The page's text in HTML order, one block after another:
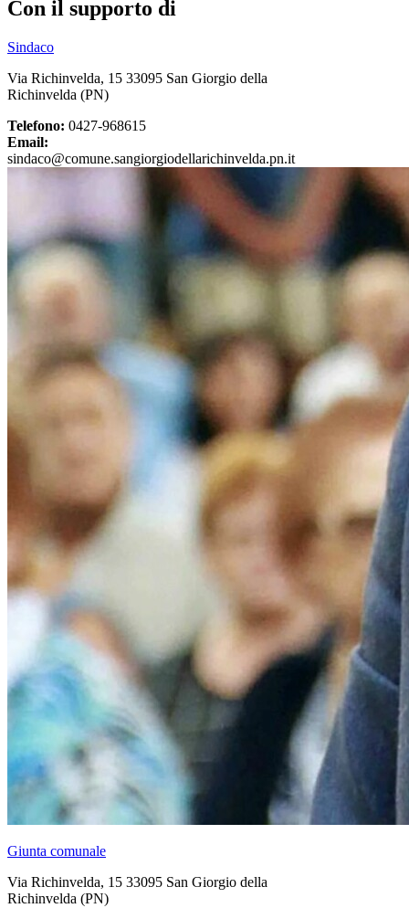
Con il supporto di
Sindaco
Via Richinvelda, 15 33095 San Giorgio della
Richinvelda (PN)
Telefono: 0427-968615
Email:
sindaco@comune.sangiorgiodellarichinvelda.pn.it
Giunta comunale
Via Richinvelda, 15 33095 San Giorgio della
Richinvelda (PN)